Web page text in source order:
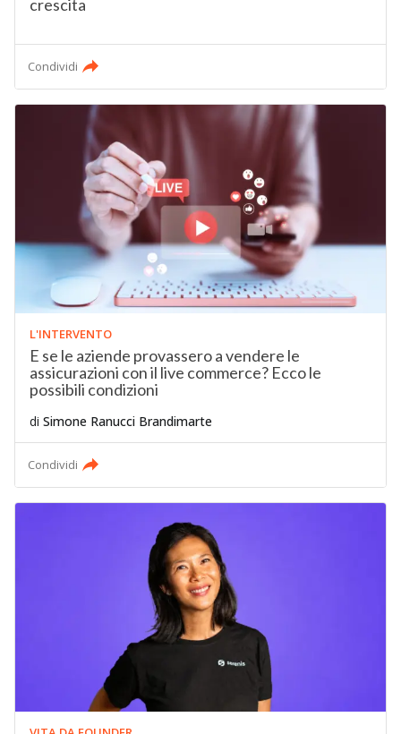
crescita
Condividi
L'INTERVENTO
E se le aziende provassero a vendere le
assicurazioni con il live commerce? Ecco le
possibili condizioni
di Simone Ranucci Brandimarte
Condividi